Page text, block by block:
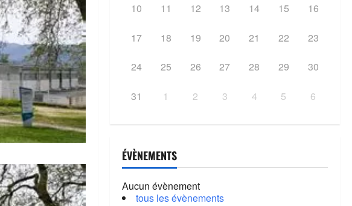
10 11 12 13 14 15 16
17 18 19 20 21 22 23
24 25 26 27 28 29 30
31 1 2 3 4 5 6
ÉVÈNEMENTS
Aucun évènement
tous les évènements